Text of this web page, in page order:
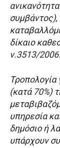
συμβάντος),
δίκαιο
ν.3513/2006.
Τροπολογία
(κατά 70%)
υπηρεσία
δημόσιο ή
υπάρχουν